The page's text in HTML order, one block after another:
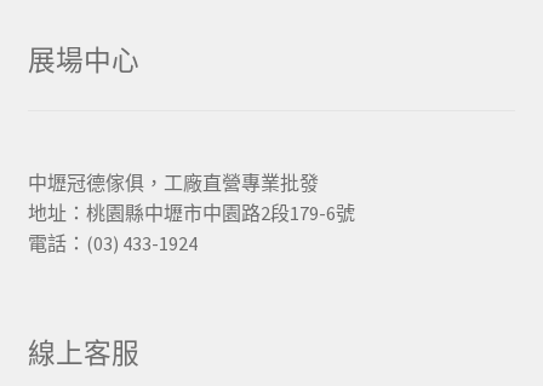
展場中心
中壢冠德傢俱，工廠直營專業批發
地址：桃園縣中壢市中園路2段179-6號
電話：(03) 433-1924
線上客服